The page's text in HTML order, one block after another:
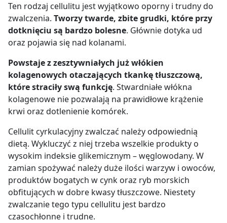
Ten rodzaj cellulitu jest wyjątkowo oporny i trudny do
zwalczenia. Tworzy twarde, zbite grudki, które przy
dotknięciu są bardzo bolesne. Głównie dotyka ud
oraz pojawia się nad kolanami.
Powstaje z zesztywniałych już włókien
kolagenowych otaczających tkankę tłuszczową,
które straciły swą funkcję. Stwardniałe włókna
kolagenowe nie pozwalają na prawidłowe krążenie
krwi oraz dotlenienie komórek.
Cellulit cyrkulacyjny zwalczać należy odpowiednią
dietą. Wykluczyć z niej trzeba wszelkie produkty o
wysokim indeksie glikemicznym – węglowodany. W
zamian spożywać należy duże ilości warzyw i owoców,
produktów bogatych w cynk oraz ryb morskich
obfitujących w dobre kwasy tłuszczowe. Niestety
zwalczanie tego typu cellulitu jest bardzo
czasochłonne i trudne.